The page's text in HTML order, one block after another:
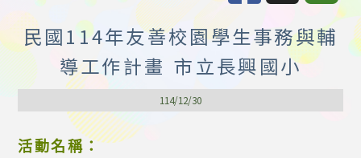
民國114年友善校園學生事務與輔
導工作計畫 市立長興國小
114/12/30
活動名稱：